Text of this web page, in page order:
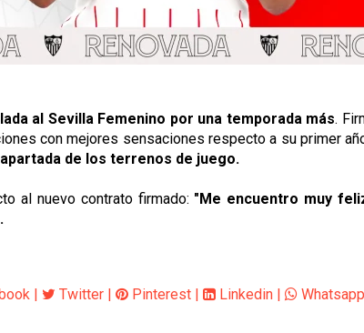
al Sevilla Femenino por una temporada más.
con mejores sensaciones respecto a su primer
de los terrenos de juego.
al nuevo contrato firmado: "Me encuentro muy
| Twitter | Pinterest | Linkedin | Whatsapp